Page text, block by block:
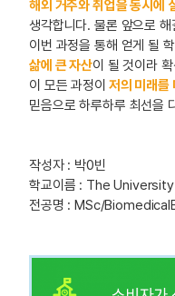
해외 거주와 취업을 동시에
생각합니다. 물론 앞으로
이번 과정을 통해 얻게 될
삶에 큰 자산이 될 것이라
이 모든 과정이 저의 미래를
믿음으로 하루하루 최선을
작성자 : 박0빈
학교이름 : The
전공명 : MSc/